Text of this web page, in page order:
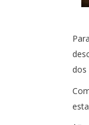
dos